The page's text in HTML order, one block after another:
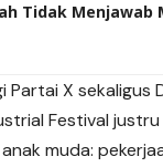
Tidak Menjawab
Partai X
Festival
muda: